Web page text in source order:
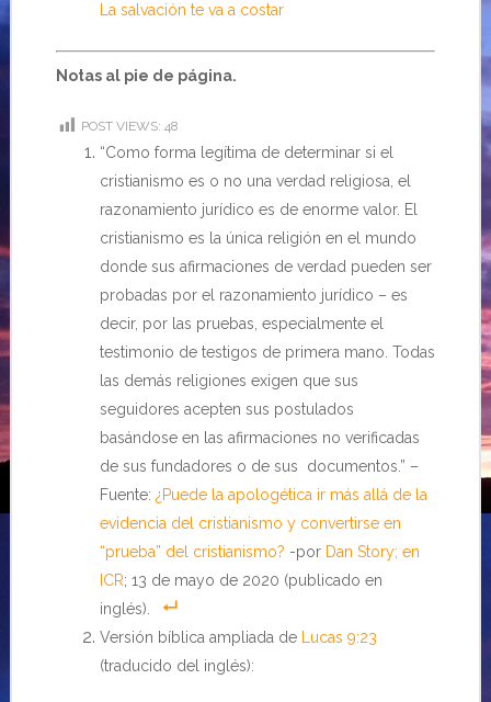
La salvación te va a costar
Notas al pie de página.
POST VIEWS: 48
“Como forma legítima de determinar si el
cristianismo es o no una verdad religiosa, el
razonamiento jurídico es de enorme valor. El
cristianismo es la única religión en el mundo
donde sus afirmaciones de verdad pueden ser
probadas por el razonamiento jurídico – es
decir, por las pruebas, especialmente el
testimonio de testigos de primera mano. Todas
las demás religiones exigen que sus
seguidores acepten sus postulados
basándose en las afirmaciones no verificadas
de sus fundadores o de sus documentos.” –
Fuente: ¿Puede la apologética ir más allá de la
evidencia del cristianismo y convertirse en
“prueba” del cristianismo? -porDan Story; en
ICR; 13 de mayo de 2020 (publicado en
inglés).
Versión bíblica ampliada deLucas 9:23
(traducido del inglés):